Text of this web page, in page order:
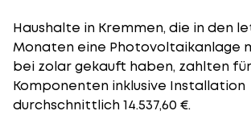
Haushalte in Kremmen, die in den
Monaten eine Photovoltaikanlage
bei zolar gekauft haben, zahlten
Komponenten inklusive Installation
durchschnittlich 14.537,60 €.